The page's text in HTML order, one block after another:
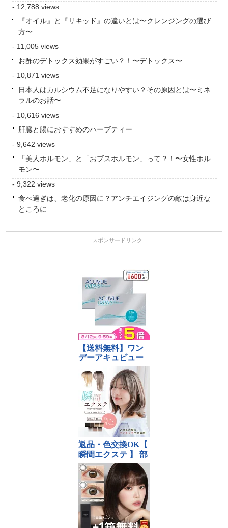
- 12,788 views
『オイル』と『リキッド』の違いとは〜クレンジングの選び
方〜
- 11,005 views
お酢のデトックス効果がすごい？！〜デトックス〜
- 10,871 views
日本人はカルシウム不足になりやすい？その原因とは〜ミネ
ラルのお話〜
- 10,616 views
肝臓と腸におすすめのハーブティー
- 9,642 views
「美人ホルモン」と「おブスホルモン」って？！〜女性ホル
モン〜
- 9,322 views
食べ過ぎは、老化の原因に？アンチエイジングの敵は身近な
ところに
スポンサードリンク